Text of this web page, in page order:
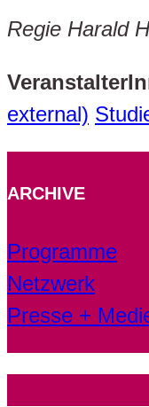
Regie Harald
external)
ARCHIVE
Programme
Netzwerk
Presse +